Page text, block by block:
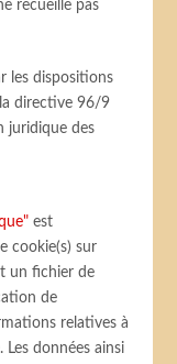
recueille pas
les dispositions
directive 96/9
juridique des
est
cookie(s) sur
un fichier de
de
relatives à
Les données ainsi